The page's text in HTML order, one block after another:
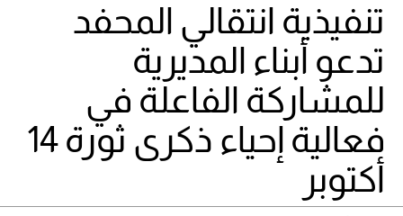
تنفيذية انتقالي المحفد
تدعو أبناء المديرية
للمشاركة الفاعلة في
فعالية إحياء ذكرى ثورة 14
أكتوبر